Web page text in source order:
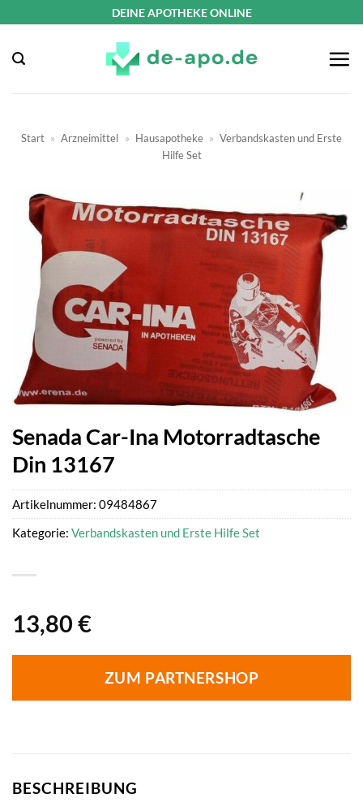
springen
DEINE APOTHEKE ONLINE
Start » Arzneimittel » Hausapotheke » Verbandskasten und Erste
Hilfe Set
Senada Car-Ina Motorradtasche
Din 13167
13,80 €
ZUM PARTNERSHOP
Artikelnummer: 09484867
Kategorie: Verbandskasten und Erste Hilfe Set
BESCHREIBUNG